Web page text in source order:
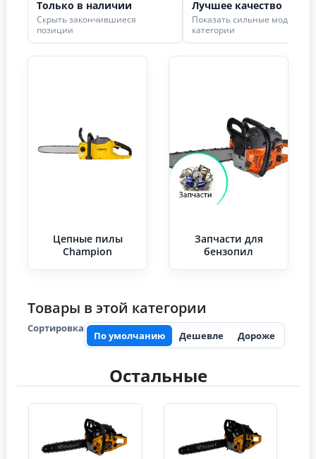
Только в наличии
Скрыть закончившиеся
позиции
Лучшее качество
Показать сильные модели в
категории
Цепные пилы
Champion
Запчасти для
бензопил
Товары в этой категории
Сортировка
По умолчанию Дешевле Дороже
Остальные